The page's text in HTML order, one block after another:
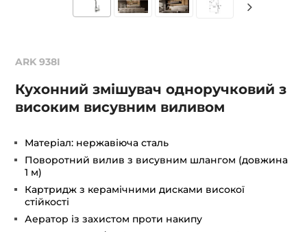
ARK 938I
Кухонний змішувач одноручковий з
високим висувним виливом
Матеріал: нержавіюча сталь
Поворотний вилив з висувним шлангом (довжина
1 м)
Картридж з керамічними дисками високої
стійкості
Аератор із захистом проти накипу